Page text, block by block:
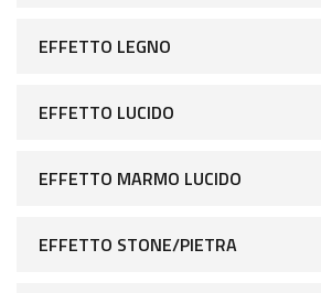
EFFETTO LEGNO
EFFETTO LUCIDO
EFFETTO MARMO LUCIDO
EFFETTO STONE/PIETRA